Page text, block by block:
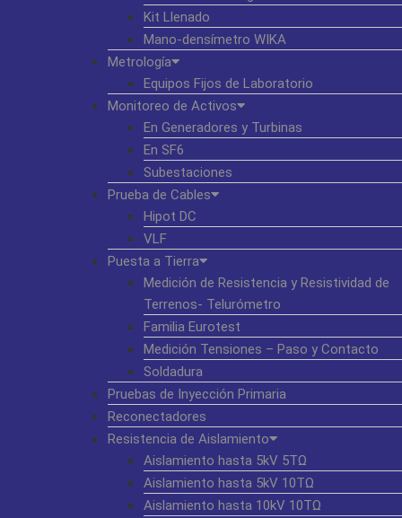
Kit Llenado
Mano-densímetro WIKA
Metrología
Equipos Fijos de Laboratorio
Monitoreo de Activos
En Generadores y Turbinas
En SF6
Subestaciones
Prueba de Cables
Hipot DC
VLF
Puesta a Tierra
Medición de Resistencia y Resistividad de
Terrenos- Telurómetro
Familia Eurotest
Medición Tensiones – Paso y Contacto
Soldadura
Pruebas de Inyección Primaria
Reconectadores
Resistencia de Aislamiento
Aislamiento hasta 5kV 5TΩ
Aislamiento hasta 5kV 10TΩ
Aislamiento hasta 10kV 10TΩ